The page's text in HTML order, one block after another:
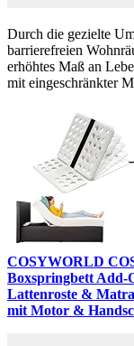
Durch die gezielte
barrierefreien
erhöhtes Maß an
mit eingeschränkter
COSYWORLD
Boxspringbett Add-
Lattenroste &
mit Motor &